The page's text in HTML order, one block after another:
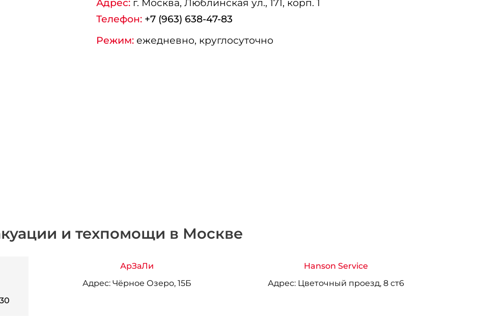
Адрес:г. Москва, Люблинская ул., 171, корп. 1
Телефон: +7 (963) 638-47-83
Режим:ежедневно, круглосуточно
и техпомощи в Москве
АрЗаЛи
Адрес:Чёрное Озеро, 15Б
Hanson Service
Адрес: Цветочный проезд, 8 ст6